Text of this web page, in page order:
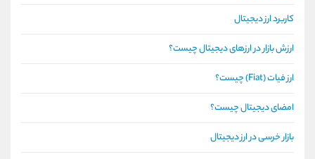
کاربرد ارز دیجیتال
ارزش بازار در ارزهای دیجیتال چیست؟
ارز فیات (Fiat) چیست؟
امضای دیجیتال چیست؟
بازار خرسی در ارز دیجیتال